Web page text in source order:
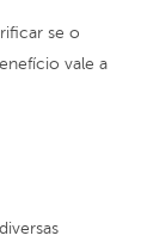
se o
vale a